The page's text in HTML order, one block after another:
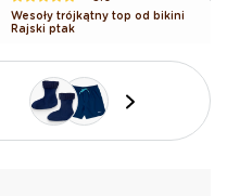
Wesoły trójkątny top od bikini
Rajski ptak